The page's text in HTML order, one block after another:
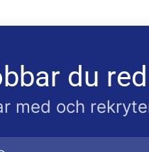
du
med och